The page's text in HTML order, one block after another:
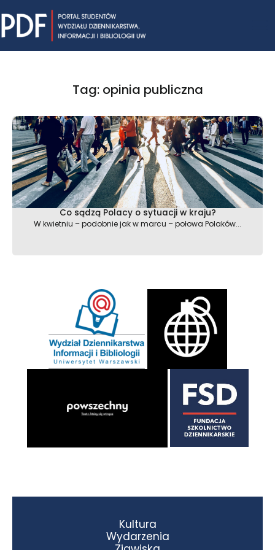
to
content
Tag: opinia publiczna
Co sądzą Polacy o sytuacji w kraju?
W kwietniu – podobnie jak w marcu – połowa Polaków...
Kultura
Wydarzenia